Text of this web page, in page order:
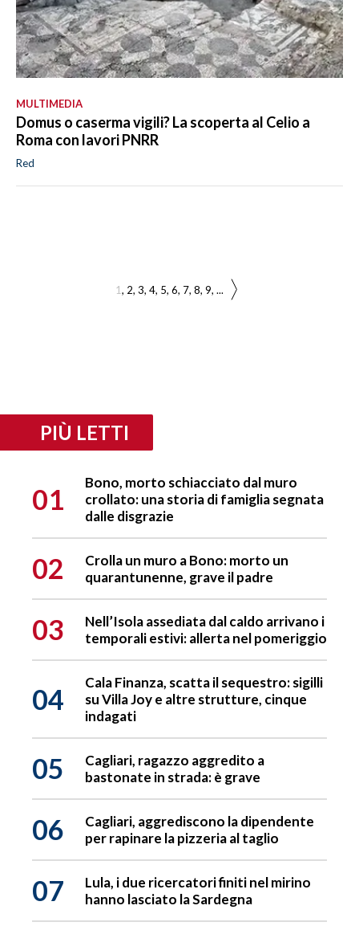
MULTIMEDIA
Domus o caserma vigili? La scoperta al Celio a
Roma con lavori PNRR
Red
1 2 3 4 5 6 7 8 9 ...
PIÙ LETTI
01
Bono, morto schiacciato dal muro
crollato: una storia di famiglia segnata
dalle disgrazie
02
Crolla un muro a Bono: morto un
quarantunenne, grave il padre
03
Nell’Isola assediata dal caldo arrivano i
temporali estivi: allerta nel pomeriggio
04
Cala Finanza, scatta il sequestro: sigilli
su Villa Joy e altre strutture, cinque
indagati
05
Cagliari, ragazzo aggredito a
bastonate in strada: è grave
06
Cagliari, aggrediscono la dipendente
per rapinare la pizzeria al taglio
07
Lula, i due ricercatori finiti nel mirino
hanno lasciato la Sardegna